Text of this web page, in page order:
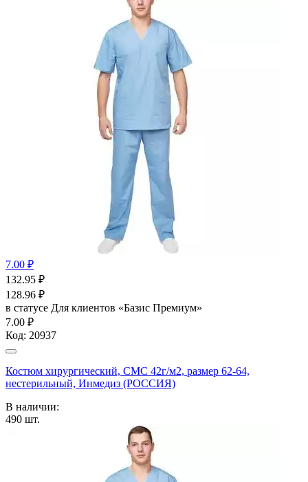
7.00 ₽
132.95 ₽
128.96 ₽
в статусе Для клиентов «Базис Премиум»
7.00 ₽
Код: 20937
Костюм хирургический, СМС 42г/м2, размер 62-64,
нестерильный, Инмедиз (РОССИЯ)
В наличии:
490 шт.